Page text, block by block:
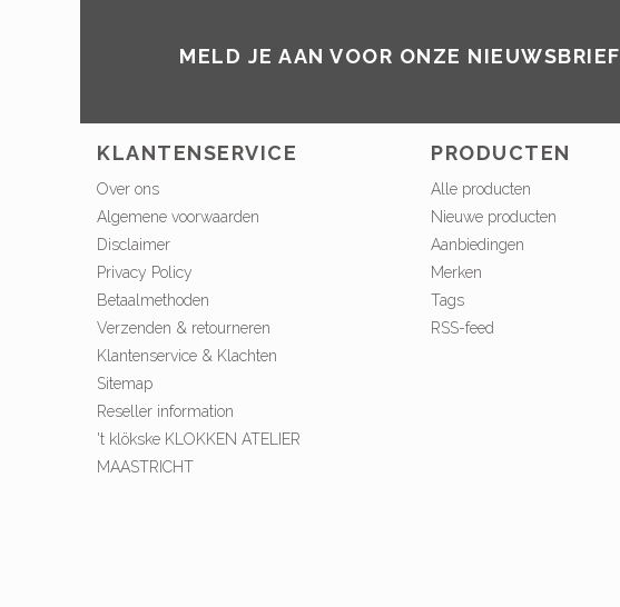
MELD JE AAN VOOR ONZE NIEUWSBRIEF
KLANTENSERVICE
Over ons
Algemene voorwaarden
Disclaimer
Privacy Policy
Betaalmethoden
Verzenden & retourneren
Klantenservice & Klachten
Sitemap
Reseller information
't klökske KLOKKEN ATELIER
MAASTRICHT
PRODUCTEN
Alle producten
Nieuwe producten
Aanbiedingen
Merken
Tags
RSS-feed